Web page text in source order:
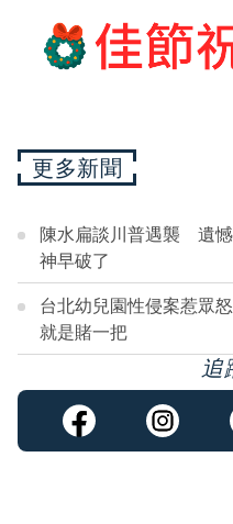
更多新聞
陳水扁談川普遇襲 遺
神早破了
台北幼兒園性侵案惹眾
就是賭一把
追